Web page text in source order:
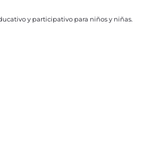
y participativo para niños y niñas.